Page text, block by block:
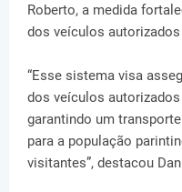
Roberto, a medida
dos veículos
“Esse sistema visa
dos veículos
garantindo um
para a população
visitantes”, destacou